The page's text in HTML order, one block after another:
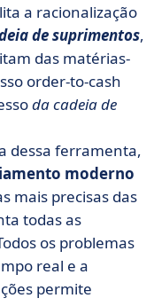
a racionalização
de suprimentos,
das matérias-
order-to-cash
da cadeia de
dessa ferramenta,
moderno
mais precisas das
todas as
os problemas
real e a
permite